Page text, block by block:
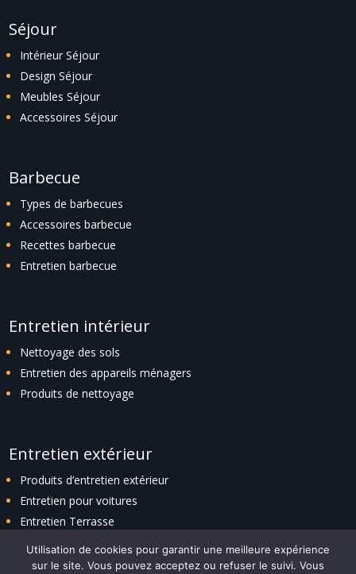
Séjour
Intérieur Séjour
Design Séjour
Meubles Séjour
Accessoires Séjour
Barbecue
Types de barbecues
Accessoires barbecue
Recettes barbecue
Entretien barbecue
Entretien intérieur
Nettoyage des sols
Entretien des appareils ménagers
Produits de nettoyage
Entretien extérieur
Produits d’entretien extérieur
Entretien pour voitures
Entretien Terrasse
Entretien espaces verts
Utilisation de cookies pour garantir une meilleure expérience
sur le site. Vous pouvez acceptez ou refuser le suivi. Vous